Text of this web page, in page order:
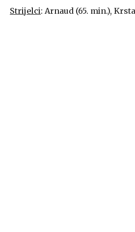
Strijelci: Arnaud (65. min.),